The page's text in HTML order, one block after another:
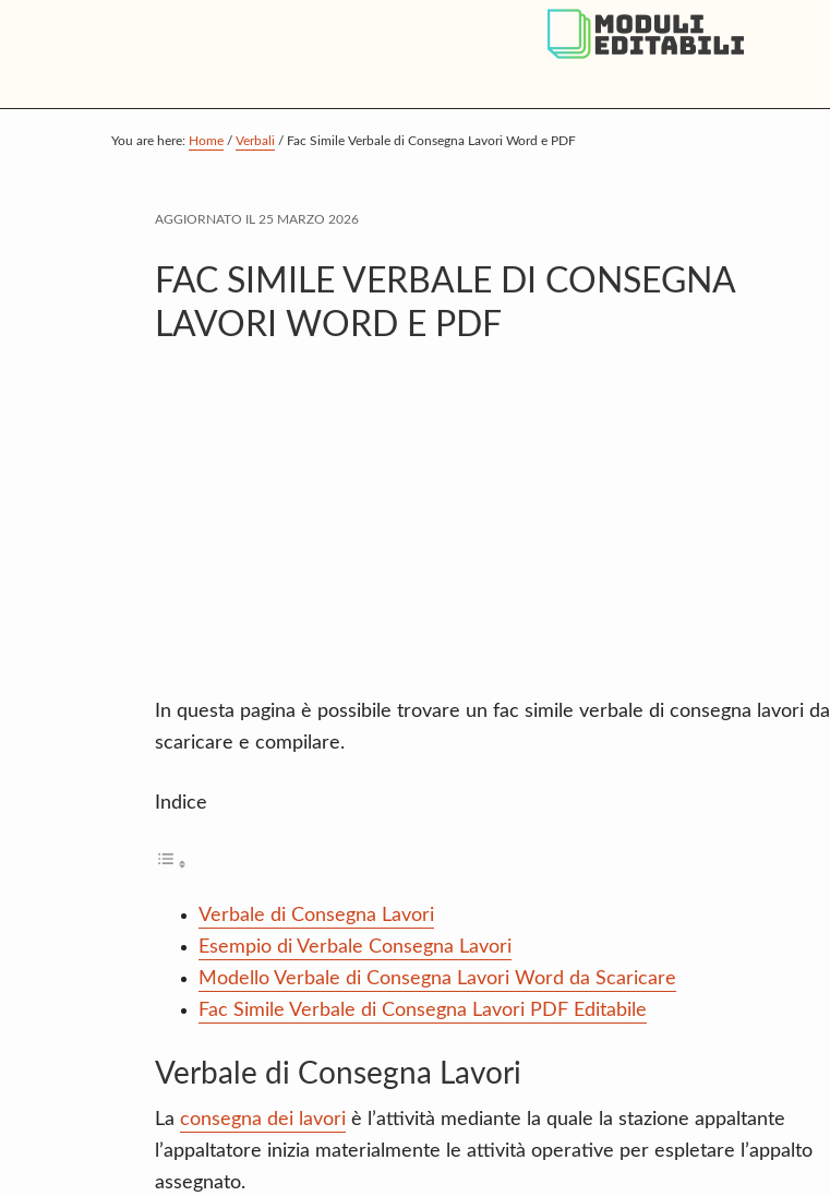
p
p
p
You are here: Home / Verbali / Fac Simile Verbale di Consegna Lavori Word e PDF
AGGIORNATO IL 25 MARZO 2026
FAC SIMILE VERBALE DI CONSEGNA
LAVORI WORD E PDF
In questa pagina è possibile trovare un fac simile verbale di consegna lavori da
scaricare e compilare.
Indice
Verbale di Consegna Lavori
Esempio di Verbale Consegna Lavori
Modello Verbale di Consegna Lavori Word da Scaricare
Fac Simile Verbale di Consegna Lavori PDF Editabile
Verbale di Consegna Lavori
La consegna dei lavori è l’attività mediante la quale la stazione appaltante
l’appaltatore inizia materialmente le attività operative per espletare l’appalto
assegnato.